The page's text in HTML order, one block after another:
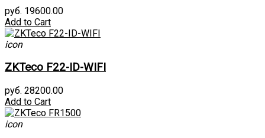
руб. 19600.00
Add to Cart
icon
ZKTeco F22-ID-WIFI
руб. 28200.00
Add to Cart
icon